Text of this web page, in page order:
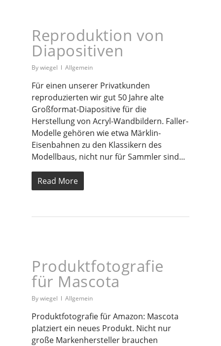
Reproduktion von
Diapositiven
Bywiegel Allgemein
Für einen unserer Privatkunden
reproduzierten wir gut 50 Jahre alte
Großformat-Diapositive für die
Herstellung von Acryl-Wandbildern. Faller-
Modelle gehören wie etwa Märklin-
Eisenbahnen zu den Klassikern des
Modellbaus, nicht nur für Sammler sind...
Read More
Produktfotografie
für Mascota
Bywiegel Allgemein
Produktfotografie für Amazon: Mascota
platziert ein neues Produkt. Nicht nur
große Markenhersteller brauchen